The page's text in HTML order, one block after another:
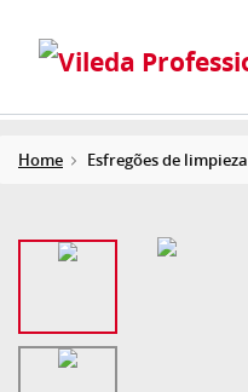
Home Esfregões de limpieza